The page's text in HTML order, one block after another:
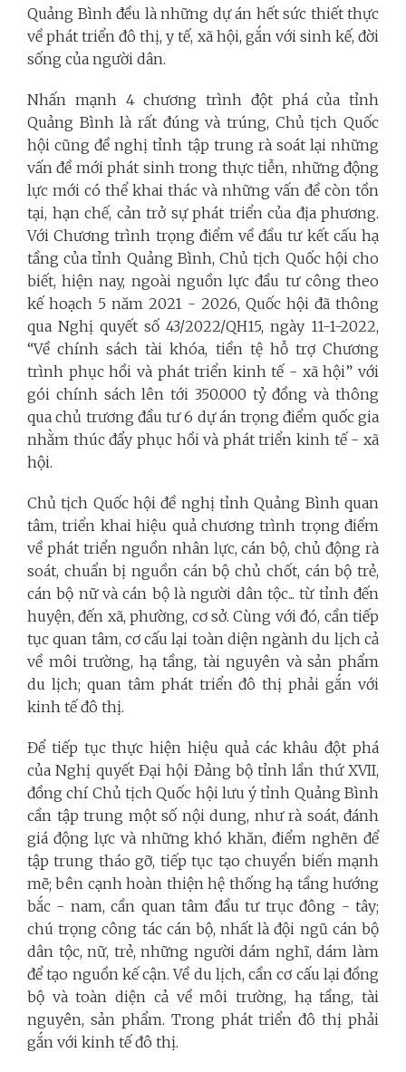
Quảng Bình đều là những dự án hết sức thiết thực
về phát triển đô thị, y tế, xã hội, gắn với sinh kế, đời
sống của người dân.
Nhấn mạnh 4 chương trình đột phá của tỉnh
Quảng Bình là rất đúng và trúng, Chủ tịch Quốc
hội cũng đề nghị tỉnh tập trung rà soát lại những
vấn đề mới phát sinh trong thực tiễn, những động
lực mới có thể khai thác và những vấn đề còn tồn
tại, hạn chế, cản trở sự phát triển của địa phương.
Với Chương trình trọng điểm về đầu tư kết cấu hạ
tầng của tỉnh Quảng Bình, Chủ tịch Quốc hội cho
biết, hiện nay, ngoài nguồn lực đầu tư công theo
kế hoạch 5 năm 2021 - 2026, Quốc hội đã thông
qua Nghị quyết số 43/2022/QH15, ngày 11-1-2022,
“Về chính sách tài khóa, tiền tệ hỗ trợ Chương
trình phục hồi và phát triển kinh tế - xã hội” với
gói chính sách lên tới 350.000 tỷ đồng và thông
qua chủ trương đầu tư 6 dự án trọng điểm quốc gia
nhằm thúc đẩy phục hồi và phát triển kinh tế - xã
hội.
Chủ tịch Quốc hội đề nghị tỉnh Quảng Bình quan
tâm, triển khai hiệu quả chương trình trọng điểm
về phát triển nguồn nhân lực, cán bộ, chủ động rà
soát, chuẩn bị nguồn cán bộ chủ chốt, cán bộ trẻ,
cán bộ nữ và cán bộ là người dân tộc... từ tỉnh đến
huyện, đến xã, phường, cơ sở. Cùng với đó, cần tiếp
tục quan tâm, cơ cấu lại toàn diện ngành du lịch cả
về môi trường, hạ tầng, tài nguyên và sản phẩm
du lịch; quan tâm phát triển đô thị phải gắn với
kinh tế đô thị.
Để tiếp tục thực hiện hiệu quả các khâu đột phá
của Nghị quyết Đại hội Đảng bộ tỉnh lần thứ XVII,
đồng chí Chủ tịch Quốc hội lưu ý tỉnh Quảng Bình
cần tập trung một số nội dung, như rà soát, đánh
giá động lực và những khó khăn, điểm nghẽn để
tập trung tháo gỡ, tiếp tục tạo chuyển biến mạnh
mẽ; bên cạnh hoàn thiện hệ thống hạ tầng hướng
bắc - nam, cần quan tâm đầu tư trục đông - tây;
chú trọng công tác cán bộ, nhất là đội ngũ cán bộ
dân tộc, nữ, trẻ, những người dám nghĩ, dám làm
để tạo nguồn kế cận. Về du lịch, cần cơ cấu lại đồng
bộ và toàn diện cả về môi trường, hạ tầng, tài
nguyên, sản phẩm. Trong phát triển đô thị phải
gắn với kinh tế đô thị.